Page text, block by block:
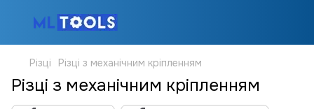
Різці Різці з механічним кріпленням
Різці з механічним кріпленням